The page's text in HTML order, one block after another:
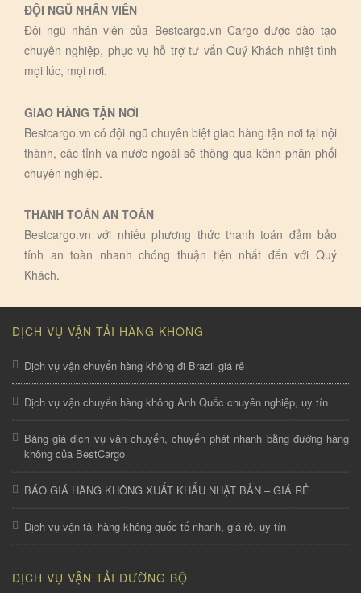
ĐỘI NGŨ NHÂN VIÊN
Đội ngũ nhân viên của Bestcargo.vn Cargo được đào tạo
chuyên nghiệp, phục vụ hỗ trợ tư vấn Quý Khách nhiệt tình
mọi lúc, mọi nơi.
GIAO HÀNG TẬN NƠI
Bestcargo.vn có đội ngũ chuyên biệt giao hàng tận nơi tại nội
thành, các tỉnh và nước ngoài sẽ thông qua kênh phân phối
chuyên nghiệp.
THANH TOÁN AN TOÀN
Bestcargo.vn với nhiếu phương thức thanh toán đảm bảo
tính an toàn nhanh chóng thuận tiện nhất đến với Quý
Khách.
DỊCH VỤ VẬN TẢI HÀNG KHÔNG
Dịch vụ vận chuyển hàng không đi Brazil giá rẻ
Dịch vụ vận chuyển hàng không Anh Quốc chuyên nghiệp, uy tín
Bảng giá dịch vụ vận chuyển, chuyển phát nhanh bằng đường hàng
không của BestCargo
BÁO GIÁ HÀNG KHÔNG XUẤT KHẨU NHẬT BẢN – GIÁ RẺ
Dịch vụ vận tải hàng không quốc tế nhanh, giá rẻ, uy tín
DỊCH VỤ VẬN TẢI ĐƯỜNG BỘ